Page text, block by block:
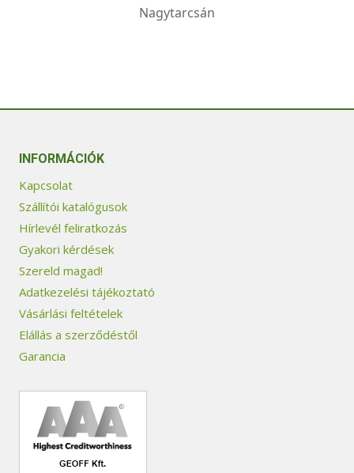
Nagytarcsán
INFORMÁCIÓK
Kapcsolat
Szállítói katalógusok
Hírlevél feliratkozás
Gyakori kérdések
Szereld magad!
Adatkezelési tájékoztató
Vásárlási feltételek
Elállás a szerződéstől
Garancia